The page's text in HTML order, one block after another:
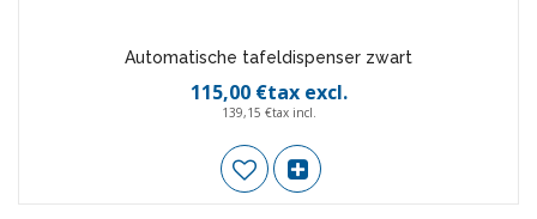
Automatische tafeldispenser zwart
115,00 €tax excl.
139,15 €tax incl.